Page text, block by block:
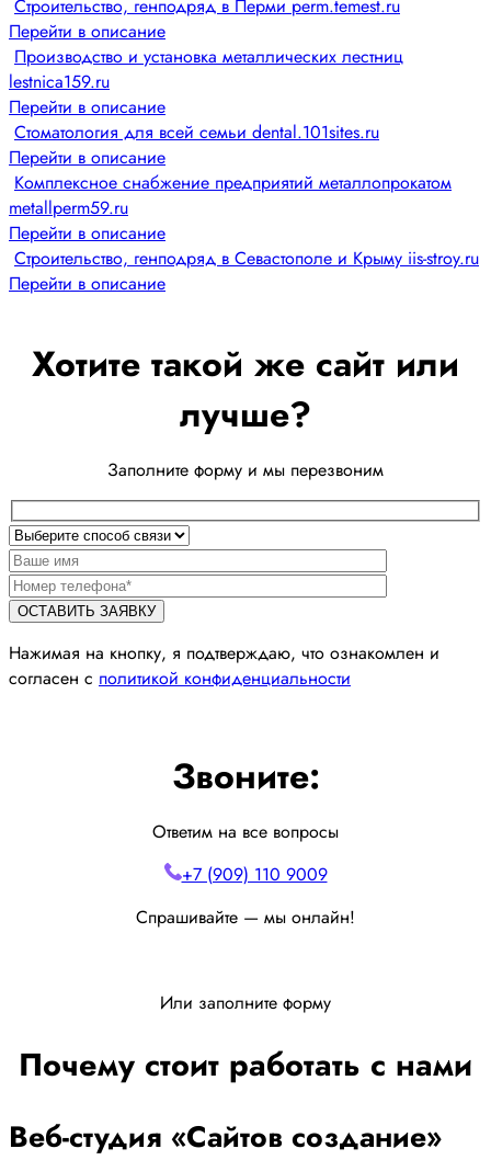
Строительство, генподряд в Перми perm.temest.ru
Перейти в описание
Производство и установка металлических лестниц
lestnica159.ru
Перейти в описание
Стоматология для всей семьи dental.101sites.ru
Перейти в описание
Комплексное снабжение предприятий металлопрокатом
metallperm59.ru
Перейти в описание
Строительство, генподряд в Севастополе и Крыму iis-stroy.ru
Перейти в описание
Хотите такой же сайт или
лучше?
Заполните форму и мы перезвоним
Нажимая на кнопку, я подтверждаю, что ознакомлен и
согласен с политикой конфиденциальности
Звоните:
Ответим на все вопросы
+7 (909) 110 9009
Спрашивайте — мы онлайн!
Или заполните форму
Почему стоит работать с нами
Веб-студия «Сайтов создание»